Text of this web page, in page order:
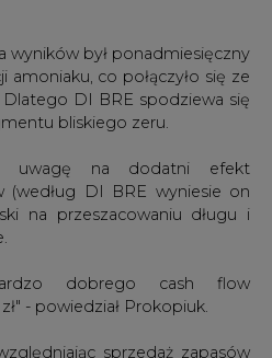
wyników był ponadmiesięczny
amoniaku, co połączyło się ze
DI BRE spodziewa się
bliskiego zeru.
uwagę na dodatni efekt
(według DI BRE wyniesie on
na przeszacowaniu długu i
dobrego cash flow
- powiedział Prokopiuk.
sprzedaż zapasów